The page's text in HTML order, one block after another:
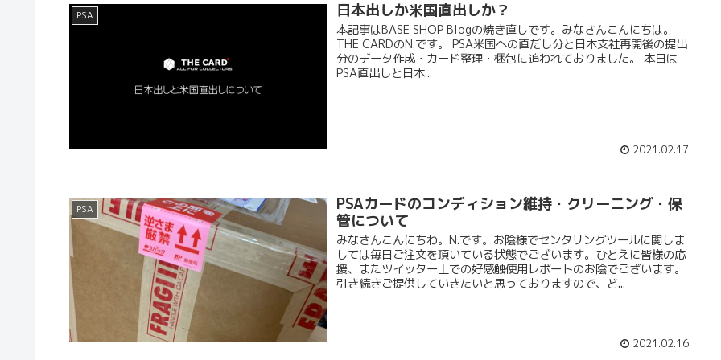
PSA 日本出しか米国直出しか？
本記事はBASE SHOP Blogの焼き直しです。みなさんこんにちは。
THE CARDのN.です。 PSA米国への直だし分と日本支社再開後の提出
分のデータ作成・カード整理・梱包に追われておりました。 本日は
PSA直出しと日本...
2021.02.17
PSA
PSAカードのコンディション維持・クリーニング・保
管について
みなさんこんにちわ。N.です。お陰様でセンタリングツールに関しま
しては毎日ご注文を頂いている状態でございます。ひとえに皆様の応
援、またツイッター上での好感触使用レポートのお陰でございます。
引き続きご提供していきたいと思っておりますので、ど...
2021.02.16